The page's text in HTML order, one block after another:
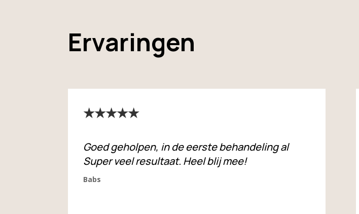
Ervaringen
★★★★★
Goed geholpen, in de eerste behandeling al
Super veel resultaat. Heel blij mee!
Babs